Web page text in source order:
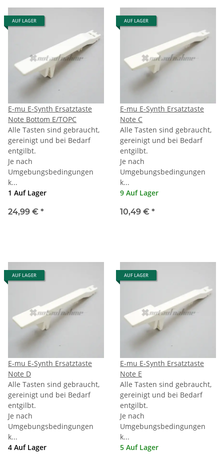
AUF LAGER
E-mu E-Synth Ersatztaste
Note Bottom E/TOPC
Alle Tasten sind gebraucht,
gereinigt und bei Bedarf
entgilbt.
Je nach
Umgebungsbedingungen
k...
1 Auf Lager
24,99 € *
AUF LAGER
E-mu E-Synth Ersatztaste
Note C
Alle Tasten sind gebraucht,
gereinigt und bei Bedarf
entgilbt.
Je nach
Umgebungsbedingungen
k...
9 Auf Lager
10,49 € *
AUF LAGER
E-mu E-Synth Ersatztaste
Note D
Alle Tasten sind gebraucht,
gereinigt und bei Bedarf
entgilbt.
Je nach
Umgebungsbedingungen
k...
4 Auf Lager
AUF LAGER
E-mu E-Synth Ersatztaste
Note E
Alle Tasten sind gebraucht,
gereinigt und bei Bedarf
entgilbt.
Je nach
Umgebungsbedingungen
k...
5 Auf Lager